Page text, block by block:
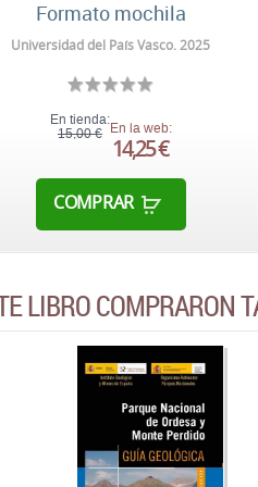
Formato mochila
Universidad del País Vasco. 2025
En tienda:
15,00 € En la web:
14,25 €
COMPRAR
LIBRO COMPRARON